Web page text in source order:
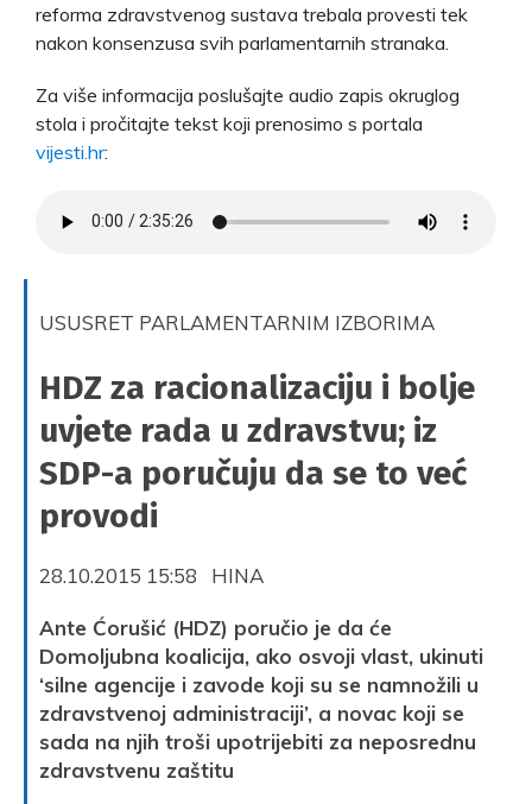
reforma zdravstvenog sustava trebala provesti tek
nakon konsenzusa svih parlamentarnih stranaka.
Za više informacija poslušajte audio zapis okruglog
stola i pročitajte tekst koji prenosimo s portala
vijesti.hr:
USUSRET PARLAMENTARNIM IZBORIMA
HDZ za racionalizaciju i bolje
uvjete rada u zdravstvu; iz
SDP-a poručuju da se to već
provodi
28.10.2015 15:58 HINA
Ante Ćorušić (HDZ) poručio je da će
Domoljubna koalicija, ako osvoji vlast, ukinuti
‘silne agencije i zavode koji su se namnožili u
zdravstvenoj administraciji’, a novac koji se
sada na njih troši upotrijebiti za neposrednu
zdravstvenu zaštitu